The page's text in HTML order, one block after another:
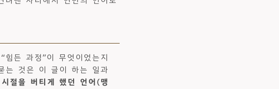
든 과정”이 무엇이었는지
는 것은 이 글이 하는 일과
절을 버티게 했던 언어(맹